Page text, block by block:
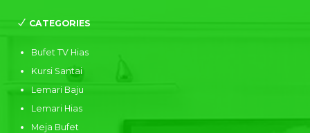
CATEGORIES
Bufet TV Hias
Kursi Santai
Lemari Baju
Lemari Hias
Meja Bufet